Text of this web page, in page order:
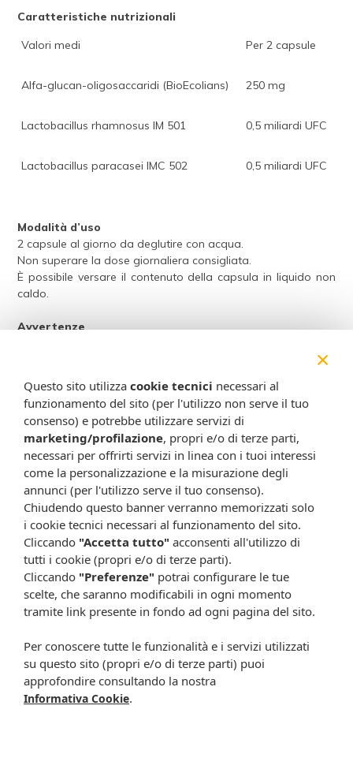
Caratteristiche nutrizionali
Valori medi
Per 2 capsule
Alfa-glucan-oligosaccaridi (BioEcolians) 250 mg
Lactobacillus rhamnosus IM 501 0,5 miliardi UFC
Lactobacillus paracasei IMC 502 0,5 miliardi UFC
Modalità d’uso
2 capsule al giorno da deglutire con acqua.
Non superare la dose giornaliera consigliata.
È possibile versare il contenuto della capsula in liquido non
caldo.
Avvertenze
correttamente conservato in confezione integra.
Conservazione
Conservare a temperatura inferiore a 25°C, evitare
l’esposizione a fonti di calore localizzate, ai raggi solari e
tenere al riparo dall’umidità.
Non è necessario conservare il prodotto in frigorifero.
Validità a confezionamento integro: 30 mesi.
Formato
30 capsule da 135 mg.
Peso netto: 4 g.
Attenzione:
informativo, utile alla guida dell’acquisto del prodotto. Non
sostituisce né il foglietto illustrativo (o la descrizione riportata sulla
confezione stessa), né il consiglio del medico, specialmente in caso
di possibili allergie o patologie. Vista la difficoltà nell’adeguarsi alle
×
Questo sito utilizza cookie tecnici necessari al
funzionamento del sito (per l'utilizzo non serve il tuo
consenso) e potrebbe utilizzare servizi di
marketing/profilazione, propri e/o di terze parti,
necessari per offrirti servizi in linea con i tuoi interessi
come la personalizzazione e la misurazione degli
annunci (per l'utilizzo serve il tuo consenso).
Chiudendo questo banner verranno memorizzati solo
i cookie tecnici necessari al funzionamento del sito.
Cliccando "Accetta tutto" acconsenti all'utilizzo di
tutti i cookie (propri e/o di terze parti).
Cliccando "Preferenze" potrai configurare le tue
scelte, che saranno modificabili in ogni momento
tramite link presente in fondo ad ogni pagina del sito.
Per conoscere tutte le funzionalità e i servizi utilizzati
su questo sito (propri e/o di terze parti) puoi
approfondire consultando la nostra
Informativa Cookie.